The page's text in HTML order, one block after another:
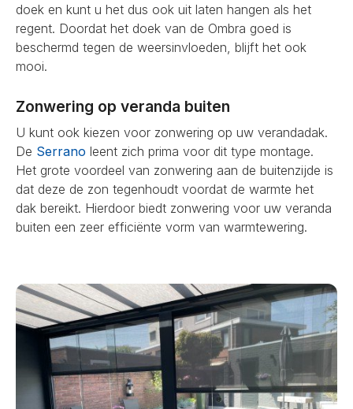
doek en kunt u het dus ook uit laten hangen als het
regent. Doordat het doek van de Ombra goed is
beschermd tegen de weersinvloeden, blijft het ook
mooi.
Zonwering op veranda buiten
U kunt ook kiezen voor zonwering op uw verandadak.
De Serrano leent zich prima voor dit type montage.
Het grote voordeel van zonwering aan de buitenzijde is
dat deze de zon tegenhoudt voordat de warmte het
dak bereikt. Hierdoor biedt zonwering voor uw veranda
buiten een zeer efficiënte vorm van warmtewering.